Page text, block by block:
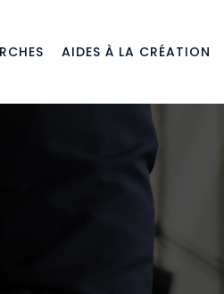
AIDES À LA CRÉATION